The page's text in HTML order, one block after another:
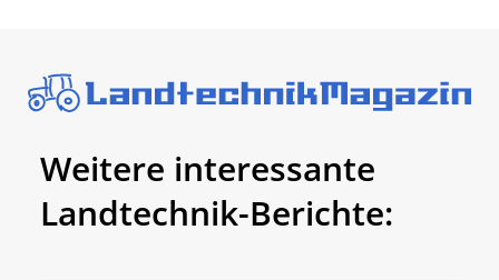
Weitere interessante
Landtechnik-Berichte: